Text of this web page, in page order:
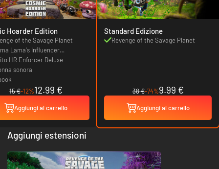
Hoarder Edition
of the Savage Planet
Lama's Influencer
Program + Rewards
HR Enforcer Deluxe
sonora
15 €-12%12.99 €
Aggiungi al carrello
Standard Edizione
Revenge of the Savage Planet
38 €-74%9.99 €
Aggiungi al carrello
Aggiungi estensioni